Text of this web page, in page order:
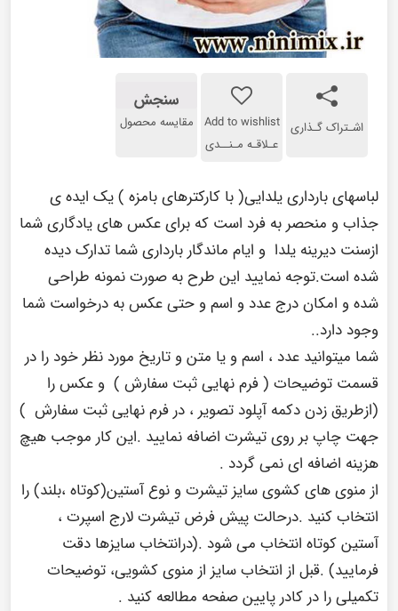
اشـتراک گـذاری Add to wishlist
عـلاقـه مـنــدی
سنجش
مقایسه محصول
لباسهای بارداری یلدایی( با کارکترهای بامزه ) یک ایده ی
جذاب و منحصر به فرد است که برای عکس های یادگاری شما
ازسنت دیرینه یلدا و ایام ماندگار بارداری شما تدارک دیده
شده است.توجه نمایید این طرح به صورت نمونه طراحی
شده و امکان درج عدد و اسم و حتی عکس به درخواست شما
وجود دارد..
شما میتوانید عدد ، اسم و یا متن و تاریخ مورد نظر خود را در
قسمت توضیحات ( فرم نهایی ثبت سفارش ) و عکس را
(ازطریق زدن دکمه آپلود تصویر ، در فرم نهایی ثبت سفارش )
جهت چاپ بر روی تیشرت اضافه نمایید .این کار موجب هیچ
هزینه اضافه ای نمی گردد .
از منوی های کشوی سایز تیشرت و نوع آستین(کوتاه ،بلند) را
انتخاب کنید .درحالت پیش فرض تیشرت لارج اسپرت ،
آستین کوتاه انتخاب می شود .(درانتخاب سایزها دقت
فرمایید) .قبل از انتخاب سایز از منوی کشویی، توضیحات
تکمیلی را در کادر پایین صفحه مطالعه کنید .